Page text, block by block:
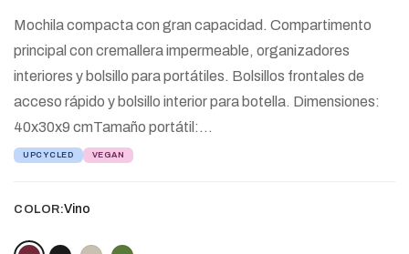
Mochila compacta con gran capacidad. Compartimento
principal con cremallera impermeable, organizadores
interiores y bolsillo para portátiles. Bolsillos frontales de
acceso rápido y bolsillo interior para botella. Dimensiones:
40x30x9 cmTamaño portátil:…
UPCYCLED VEGAN
COLOR:Vino